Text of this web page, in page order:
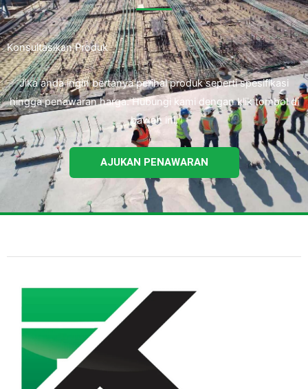
Konsultasikan Produk
Jika anda ingin bertanya perihal produk seperti spesifikasi
hingga penawaran harga. Hubungi kami dengan klik tombol di
bawah ini.
AJUKAN PENAWARAN